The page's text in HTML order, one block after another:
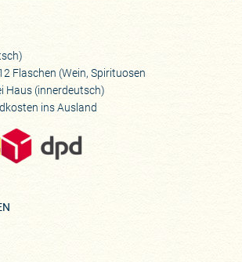
Flaschen (Wein, Spirituosen
Haus (innerdeutsch)
ins Ausland